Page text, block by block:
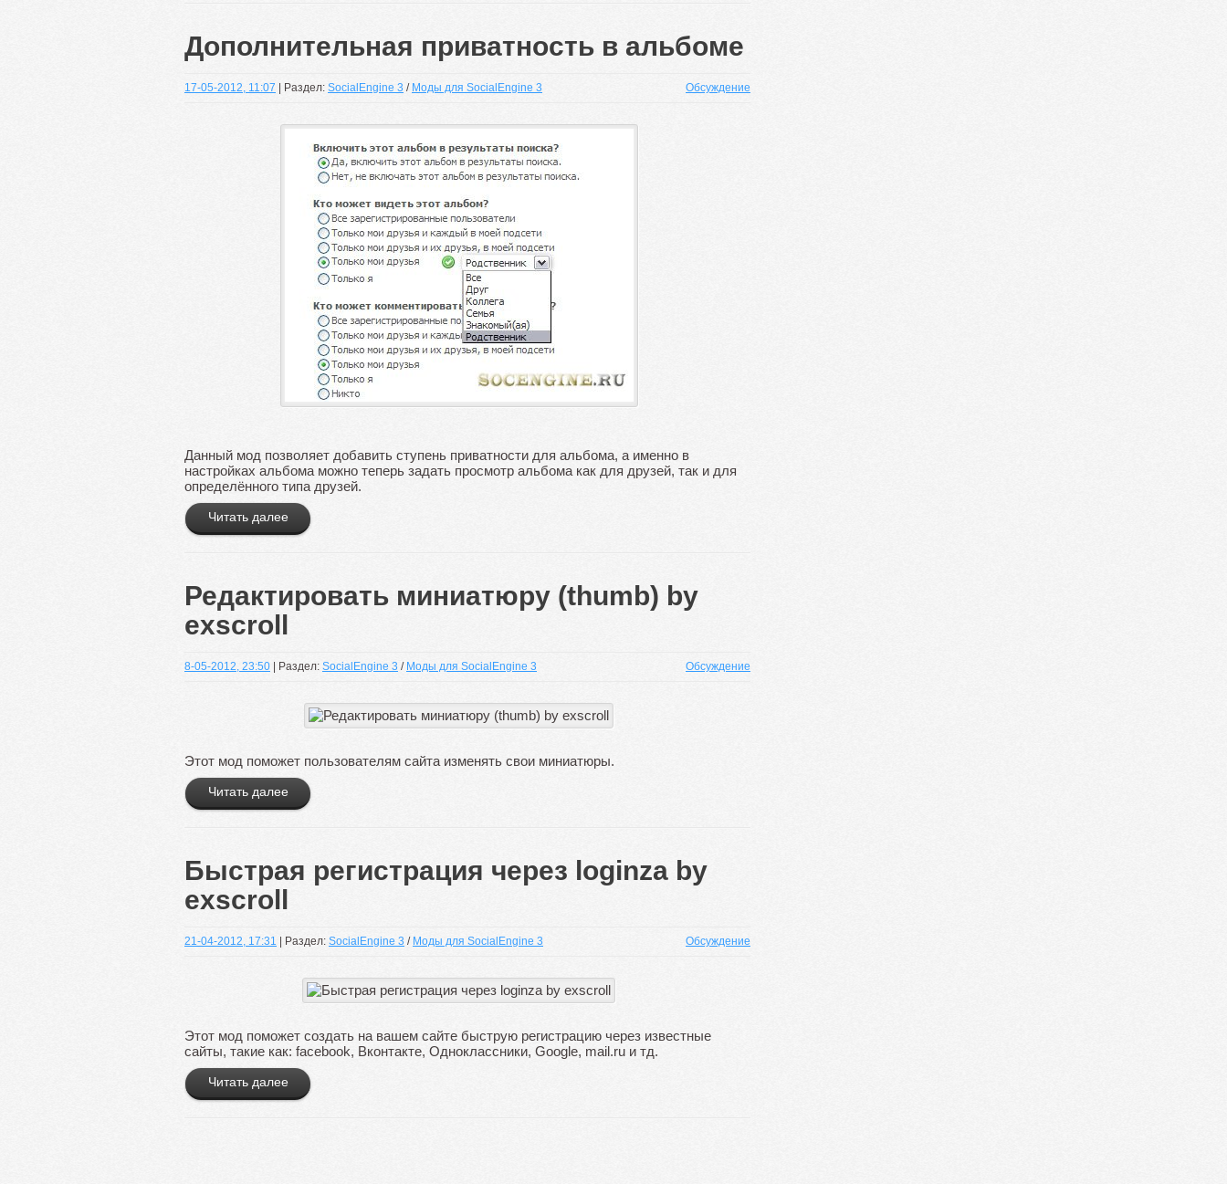
Дополнительная приватность в альбоме
17-05-2012, 11:07 | Раздел: SocialEngine 3 / Моды для SocialEngine 3 Обсуждение
Данный мод позволяет добавить ступень приватности для альбома, а именно в
настройках альбома можно теперь задать просмотр альбома как для друзей, так и для
определённого типа друзей.
Читать далее
Редактировать миниатюру (thumb) by
exscroll
8-05-2012, 23:50 | Раздел: SocialEngine 3 / Моды для SocialEngine 3 Обсуждение
Этот мод поможет пользователям сайта изменять свои миниатюры.
Читать далее
Быстрая регистрация через loginza by
exscroll
21-04-2012, 17:31 | Раздел: SocialEngine 3 / Моды для SocialEngine 3 Обсуждение
Этот мод поможет создать на вашем сайте быструю регистрацию через известные
сайты, такие как: facebook, Вконтакте, Одноклассники, Google, mail.ru и тд.
Читать далее